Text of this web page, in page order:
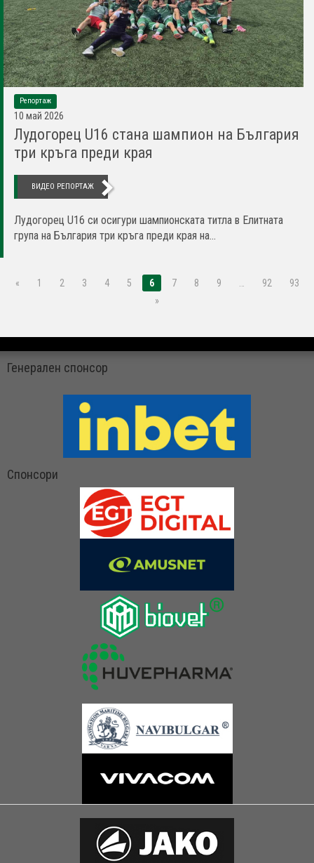
Репортаж
10 май 2026
Лудогорец U16 стана шампион на България
три кръга преди края
ВИДЕО РЕПОРТАЖ
Лудогорец U16 си осигури шампионската титла в Елитната
група на България три кръга преди края на...
« 1 2 3 4 5 6 7 8 9 … 92
93
»
Генерален спонсор
Спонсори